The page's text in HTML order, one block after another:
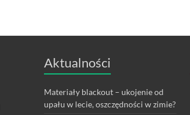
Aktualności
Materiały blackout – ukojenie od
upału w lecie, oszczędności w zimie?